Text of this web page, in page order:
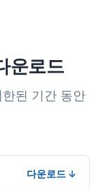
운로드
된 기간 동안
다운로드 ↓